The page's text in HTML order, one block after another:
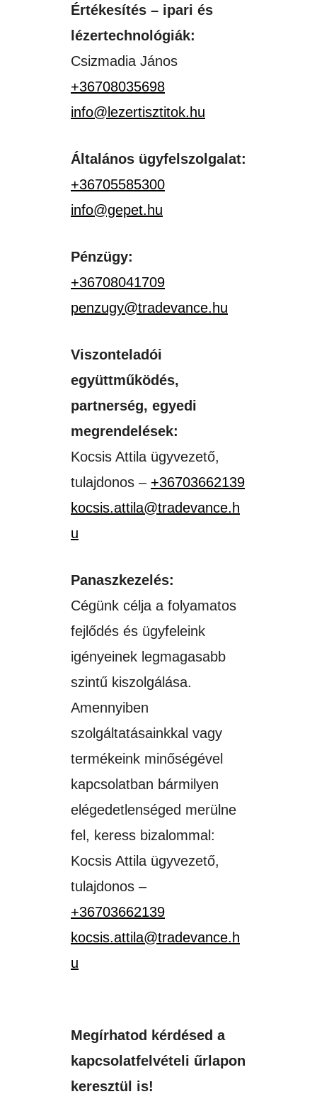
Értékesítés – ipari és
lézertechnológiák:
Csizmadia János
+36708035698
info@lezertisztitok.hu
Általános ügyfelszolgalat:
+36705585300
info@gepet.hu
Pénzügy:
+36708041709
penzugy@tradevance.hu
Viszonteladói
együttműködés,
partnerség, egyedi
megrendelések:
Kocsis Attila ügyvezető,
tulajdonos – +36703662139
kocsis.attila@tradevance.h
u
Panaszkezelés:
Cégünk célja a folyamatos
fejlődés és ügyfeleink
igényeinek legmagasabb
szintű kiszolgálása.
Amennyiben
szolgáltatásainkkal vagy
termékeink minőségével
kapcsolatban bármilyen
elégedetlenséged merülne
fel, keress bizalommal:
Kocsis Attila ügyvezető,
tulajdonos –
+36703662139
kocsis.attila@tradevance.h
u
Megírhatod kérdésed a
kapcsolatfelvételi űrlapon
keresztül is!